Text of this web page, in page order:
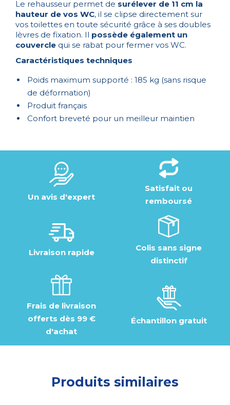
Le rehausseur permet de surélever de 11 cm la
hauteur de vos WC, il se clipse directement sur
vos toilettes en toute sécurité grâce à ses doubles
lèvres de fixation. Il possède également un
couvercle qui se rabat pour fermer vos WC.
Caractéristiques techniques
Poids maximum supporté : 185 kg (sans risque
de déformation)
Produit français
Confort breveté pour un meilleur maintien
Un avis d'expert
Satisfait ou
remboursé
Livraison rapide
Colis sans signe
distinctif
Frais de livraison
offerts dès 99 €
d'achat
Échantillon gratuit
Produits similaires